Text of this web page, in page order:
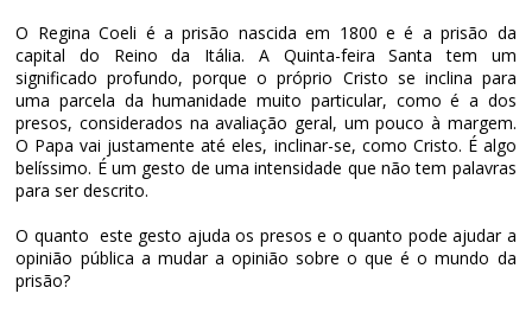
O Regina Coeli é a prisão nascida em 1800 e é a prisão da
capital do Reino da Itália. A Quinta-feira Santa tem um
significado profundo, porque o próprio Cristo se inclina para
uma parcela da humanidade muito particular, como é a dos
presos, considerados na avaliação geral, um pouco à margem.
O Papa vai justamente até eles, inclinar-se, como Cristo. É algo
belíssimo. É um gesto de uma intensidade que não tem palavras
para ser descrito.
O quanto este gesto ajuda os presos e o quanto pode ajudar a
opinião pública a mudar a opinião sobre o que é o mundo da
prisão?